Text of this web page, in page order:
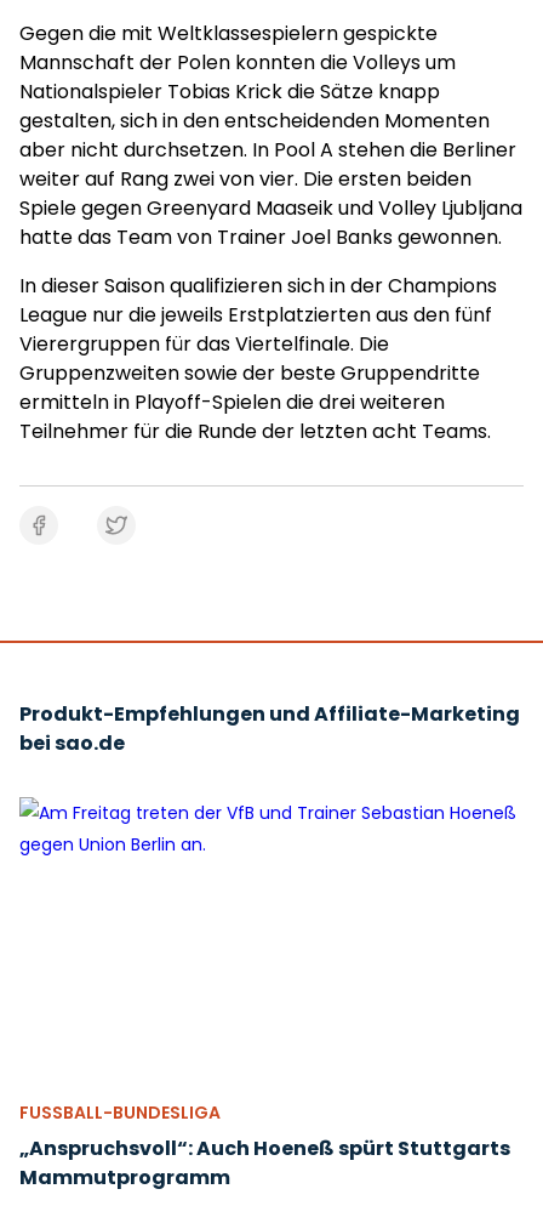
Gegen die mit Weltklassespielern gespickte
Mannschaft der Polen konnten die Volleys um
Nationalspieler Tobias Krick die Sätze knapp
gestalten, sich in den entscheidenden Momenten
aber nicht durchsetzen. In Pool A stehen die Berliner
weiter auf Rang zwei von vier. Die ersten beiden
Spiele gegen Greenyard Maaseik und Volley Ljubljana
hatte das Team von Trainer Joel Banks gewonnen.
In dieser Saison qualifizieren sich in der Champions
League nur die jeweils Erstplatzierten aus den fünf
Vierergruppen für das Viertelfinale. Die
Gruppenzweiten sowie der beste Gruppendritte
ermitteln in Playoff-Spielen die drei weiteren
Teilnehmer für die Runde der letzten acht Teams.
Produkt-Empfehlungen und Affiliate-Marketing
bei sao.de
FUSSBALL-BUNDESLIGA
„Anspruchsvoll“: Auch Hoeneß spürt Stuttgarts
Mammutprogramm